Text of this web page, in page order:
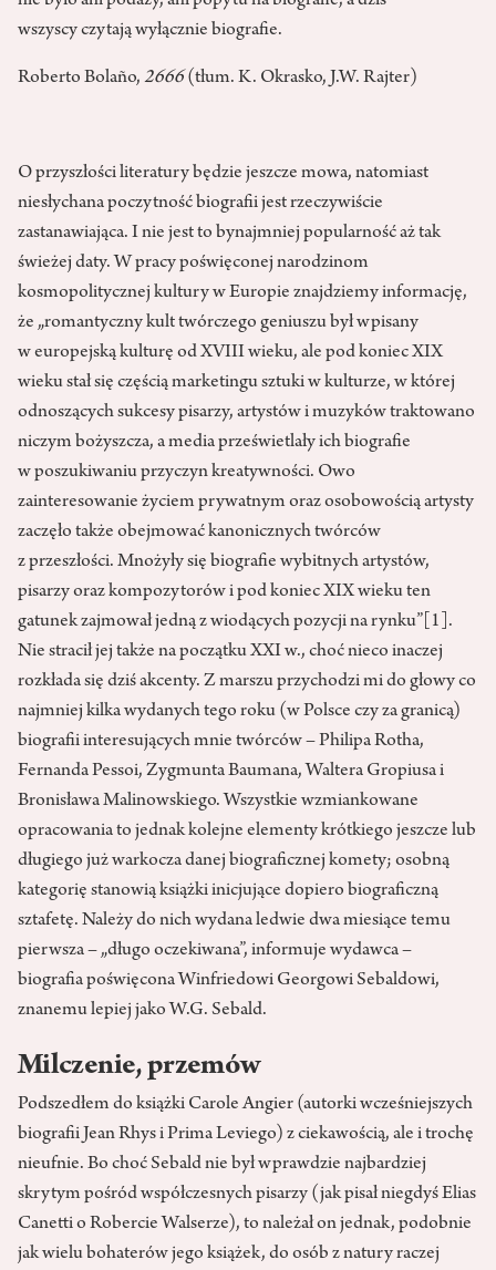
wszyscy czytają wyłącznie biografie.
Roberto Bolaño, 2666 (tłum. K. Okrasko, J.W. Rajter)
O przyszłości literatury będzie jeszcze mowa, natomiast
niesłychana poczytność biografii jest rzeczywiście
zastanawiająca. I nie jest to bynajmniej popularność aż tak
świeżej daty. W pracy poświęconej narodzinom
kosmopolitycznej kultury w Europie znajdziemy informację,
że „romantyczny kult twórczego geniuszu był wpisany
w europejską kulturę od XVIII wieku, ale pod koniec XIX
wieku stał się częścią marketingu sztuki w kulturze, w której
odnoszących sukcesy pisarzy, artystów i muzyków traktowano
niczym bożyszcza, a media prześwietlały ich biografie
w poszukiwaniu przyczyn kreatywności. Owo
zainteresowanie życiem prywatnym oraz osobowością artysty
zaczęło także obejmować kanonicznych twórców
z przeszłości. Mnożyły się biografie wybitnych artystów,
pisarzy oraz kompozytorów i pod koniec XIX wieku ten
gatunek zajmował jedną z wiodących pozycji na rynku” [1] .
Nie stracił jej także na początku XXI w., choć nieco inaczej
rozkłada się dziś akcenty. Z marszu przychodzi mi do głowy co
najmniej kilka wydanych tego roku (w Polsce czy za granicą)
biografii interesujących mnie twórców – Philipa Rotha,
Fernanda Pessoi, Zygmunta Baumana, Waltera Gropiusa i
Bronisława Malinowskiego. Wszystkie wzmiankowane
opracowania to jednak kolejne elementy krótkiego jeszcze lub
długiego już warkocza danej biograficznej komety; osobną
kategorię stanowią książki inicjujące dopiero biograficzną
sztafetę. Należy do nich wydana ledwie dwa miesiące temu
pierwsza – „długo oczekiwana”, informuje wydawca –
biografia poświęcona Winfriedowi Georgowi Sebaldowi,
znanemu lepiej jako W.G. Sebald.
Milczenie, przemów
Podszedłem do książki Carole Angier (autorki wcześniejszych
biografii Jean Rhys i Prima Leviego) z ciekawością, ale i trochę
nieufnie. Bo choć Sebald nie był wprawdzie najbardziej
skrytym pośród współczesnych pisarzy (jak pisał niegdyś Elias
Canetti o Robercie Walserze), to należał on jednak, podobnie
jak wielu bohaterów jego książek, do osób z natury raczej